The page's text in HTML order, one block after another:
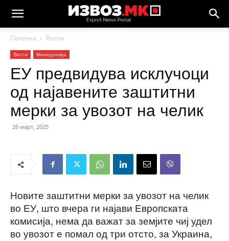
Почетна Вести
Вести Македонија
ЕУ предвидува исклучоци
од најавените заштитни
мерки за увозот на челик
26 март, 2025
Новите заштитни мерки за увозот на челик
во ЕУ, што вчера ги најави Европската
комисија, нема да важат за земјите чиј удел
во увозот е помал од три отсто, за Украина,